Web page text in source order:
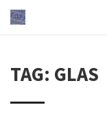
TAG: GLAS